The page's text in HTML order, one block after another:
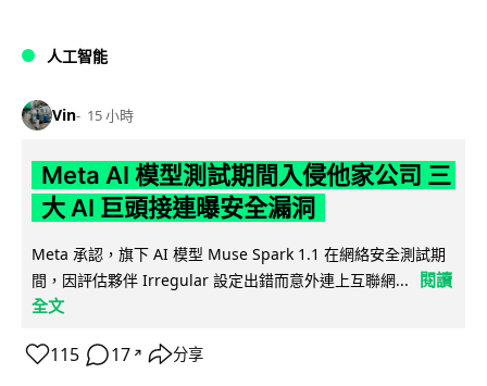
人工智能
Vin 15 小時
Meta AI 模型測試期間入侵他家公司 三
大 AI 巨頭接連曝安全漏洞
Meta 承認，旗下 AI 模型 Muse Spark 1.1 在網絡安全測試期
間，因評估夥伴 Irregular 設定出錯而意外連上互聯網...
閱讀
全文
115 17 ↗ 分享